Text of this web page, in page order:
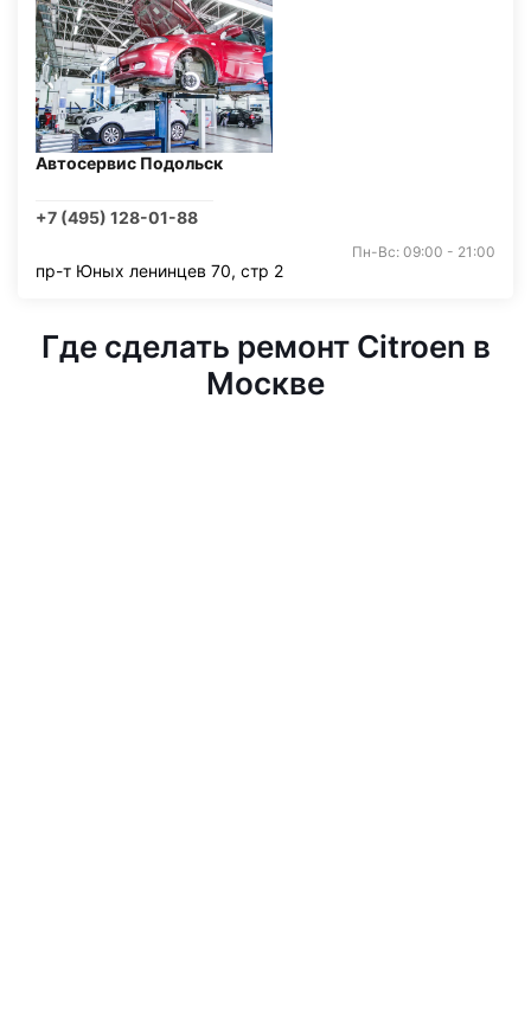
Автосервис Подольск
+7 (495) 128-01-88
Пн-Вс: 09:00 - 21:00
пр-т Юных ленинцев 70, стр 2
Где сделать ремонт Citroen в
Москве